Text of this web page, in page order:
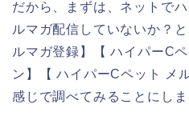
だから、まずは、ネットで
ルマガ配信していないか？
ルマガ登録】【 ハイパーC
ン】【 ハイパーCペット メ
感じで調べてみることにしま